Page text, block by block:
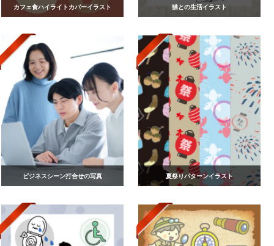
カフェ食ハイライトカバーイラスト 猫との生活イラスト
ビジネスシーン打合せの写真 夏祭りパターンイラスト